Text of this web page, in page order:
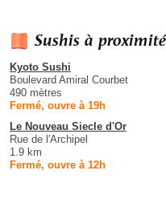
Sushis à proximité
Kyoto Sushi
Boulevard Amiral Courbet
490 mètres
Fermé, ouvre à 19h
Le Nouveau Siecle d'Or
Rue de l'Archipel
1.9 km
Fermé, ouvre à 12h